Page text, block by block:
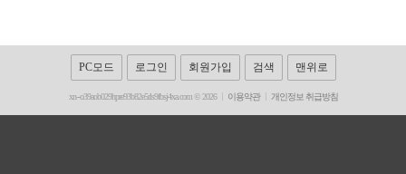
PC모드 로그인 회원가입 검색 맨위로
xn--o39aob029hpre93b82e5rls9fbsj4xa.com © 2026 이용약관 개인정보 취급방침